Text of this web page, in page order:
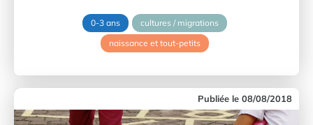
0-3 ans
cultures / migrations
naissance et tout-petits
08/08/2018